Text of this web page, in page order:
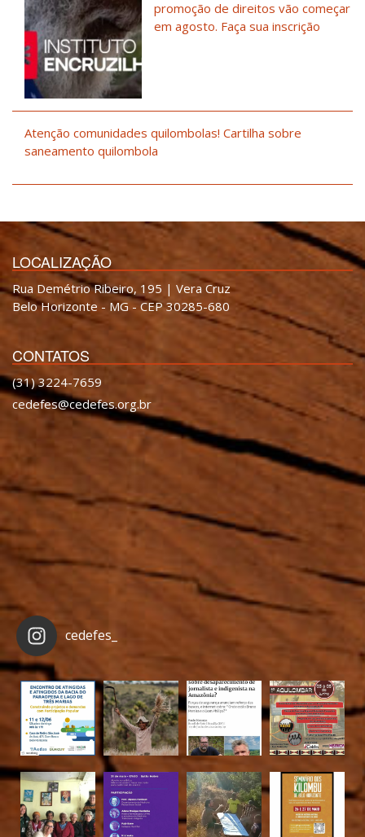
promoção de direitos vão começar
em agosto. Faça sua inscrição
Atenção comunidades quilombolas! Cartilha sobre
saneamento quilombola
LOCALIZAÇÃO
Rua Demétrio Ribeiro, 195 | Vera Cruz
Belo Horizonte - MG - CEP 30285-680
CONTATOS
(31) 3224-7659
cedefes@cedefes.org.br
cedefes_